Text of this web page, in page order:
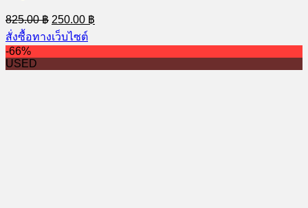
825.00฿ Original
price
was:
825.00 ฿.
250.00 ฿
price
250.00 ฿.
สั่งซื้อทางเว็บไซต์
-66%
USED